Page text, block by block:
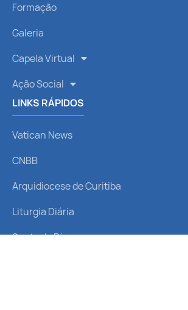
Formação
Galeria
Capela Virtual
Ação Social
LINKS RÁPIDOS
Vatican News
CNBB
Arquidiocese de Curitiba
Liturgia Diária
Santo do Dia